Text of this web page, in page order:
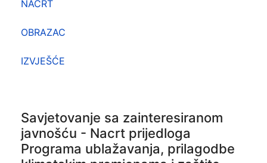
NACRT
OBRAZAC
IZVJEŠĆE
Savjetovanje sa zainteresiranom
javnošću - Nacrt prijedloga
Programa ublažavanja, prilagodbe